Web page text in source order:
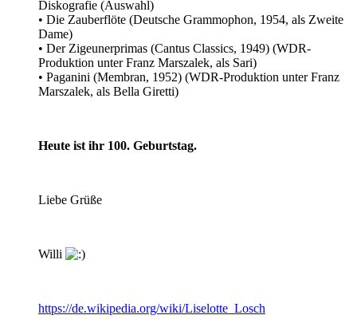
Diskografie (Auswahl)
• Die Zauberflöte (Deutsche Grammophon, 1954, als Zweite
Dame)
• Der Zigeunerprimas (Cantus Classics, 1949) (WDR-
Produktion unter Franz Marszalek, als Sari)
• Paganini (Membran, 1952) (WDR-Produktion unter Franz
Marszalek, als Bella Giretti)
Heute ist ihr 100. Geburtstag.
Liebe Grüße
Willi
https://de.wikipedia.org/wiki/Liselotte_Losch